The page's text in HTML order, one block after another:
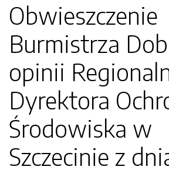
Obwieszczenie
Burmistrza
opinii
Dyrektora
Środowiska w
Szczecinie z